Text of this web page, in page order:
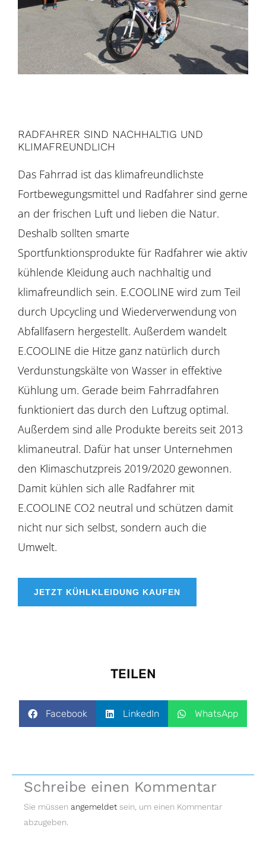
RADFAHRER SIND NACHHALTIG UND
KLIMAFREUNDLICH
Das Fahrrad ist das klimafreundlichste
Fortbewegungsmittel und Radfahrer sind gerne
an der frischen Luft und lieben die Natur.
Deshalb sollten smarte
Sportfunktionsprodukte für Radfahrer wie aktiv
kühlende Kleidung auch nachhaltig und
klimafreundlich sein. E.COOLINE wird zum Teil
durch Upcycling und Wiederverwendung von
Abfallfasern hergestellt. Außerdem wandelt
E.COOLINE die Hitze ganz natürlich durch
Verdunstungskälte von Wasser in effektive
Kühlung um. Gerade beim Fahrradfahren
funktioniert das durch den Luftzug optimal.
Außerdem sind alle Produkte bereits seit 2013
klimaneutral. Dafür hat unser Unternehmen
den Klimaschutzpreis 2019/2020 gewonnen.
Damit kühlen sich alle Radfahrer mit
E.COOLINE CO2 neutral und schützen damit
nicht nur sich selbst, sondern auch die
Umwelt.
JETZT KÜHLKLEIDUNG KAUFEN
TEILEN
Facebook LinkedIn WhatsApp
Schreibe einen Kommentar
Sie müssen angemeldet sein, um einen Kommentar
abzugeben.